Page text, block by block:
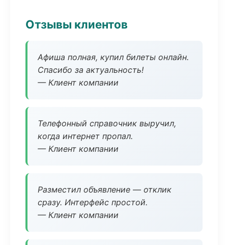
Отзывы клиентов
Афиша полная, купил билеты онлайн.
Спасибо за актуальность!
— Клиент компании
Телефонный справочник выручил,
когда интернет пропал.
— Клиент компании
Разместил объявление — отклик
сразу. Интерфейс простой.
— Клиент компании